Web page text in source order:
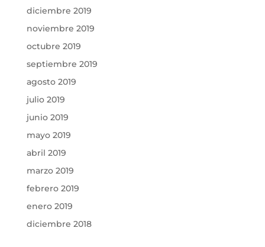
diciembre 2019
noviembre 2019
octubre 2019
septiembre 2019
agosto 2019
julio 2019
junio 2019
mayo 2019
abril 2019
marzo 2019
febrero 2019
enero 2019
diciembre 2018